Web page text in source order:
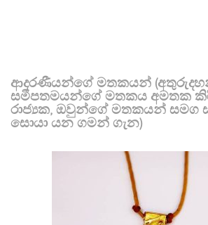
ආදරණීයන්ගේ මතකයන්
සමීපතමයන්ගේ මතකය අමතක
රාජ්‍යක, ඔවුන්ගේ මතකයන් සමග
සොයා යන ගමන් ගැන)